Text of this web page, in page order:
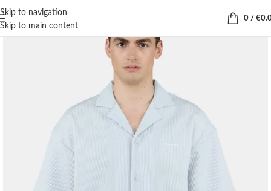
Skip to navigation
Skip to main content
0 / €